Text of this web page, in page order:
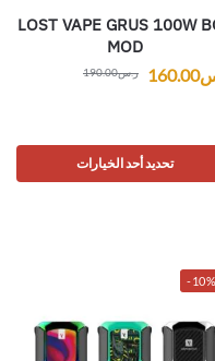
LOST VAPE GRUS 100W
MOD
ر.س190.00 160.00
تحديد أحد الخيارات
-10%